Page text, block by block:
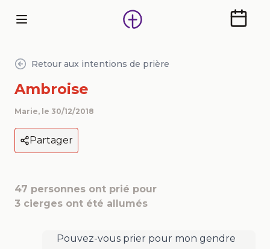
Retour aux intentions de prière
Ambroise
Marie, le 30/12/2018
Partager
47 personnes ont prié pour
3 cierges ont été allumés
Pouvez-vous prier pour mon gendre